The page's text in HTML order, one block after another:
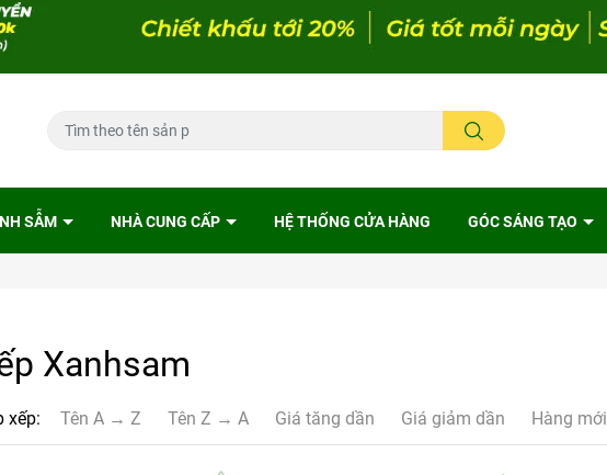
SẪM NHÀ CUNG CẤP HỆ THỐNG CỬA HÀNG GÓC SÁNG TẠO
Xanhsam
xếp: Tên A → Z Tên Z → A Giá tăng dần Giá giảm dần Hàng mới